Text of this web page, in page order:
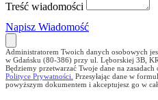
Treść wiadomości
Napisz Wiadomość
Administratorem Twoich danych osobowych
w Gdańsku (80-386) przy ul. Lęborskiej 3B,
Będziemy przetwarzać Twoje dane na
Polityce Prywatności. Przesyłając dane w
powyższym dokumentem i akceptujesz go w